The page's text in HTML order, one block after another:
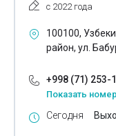
с 2022 года
100100,
район, ул.
+998 (71) 253-
Показать номер
Сегодня